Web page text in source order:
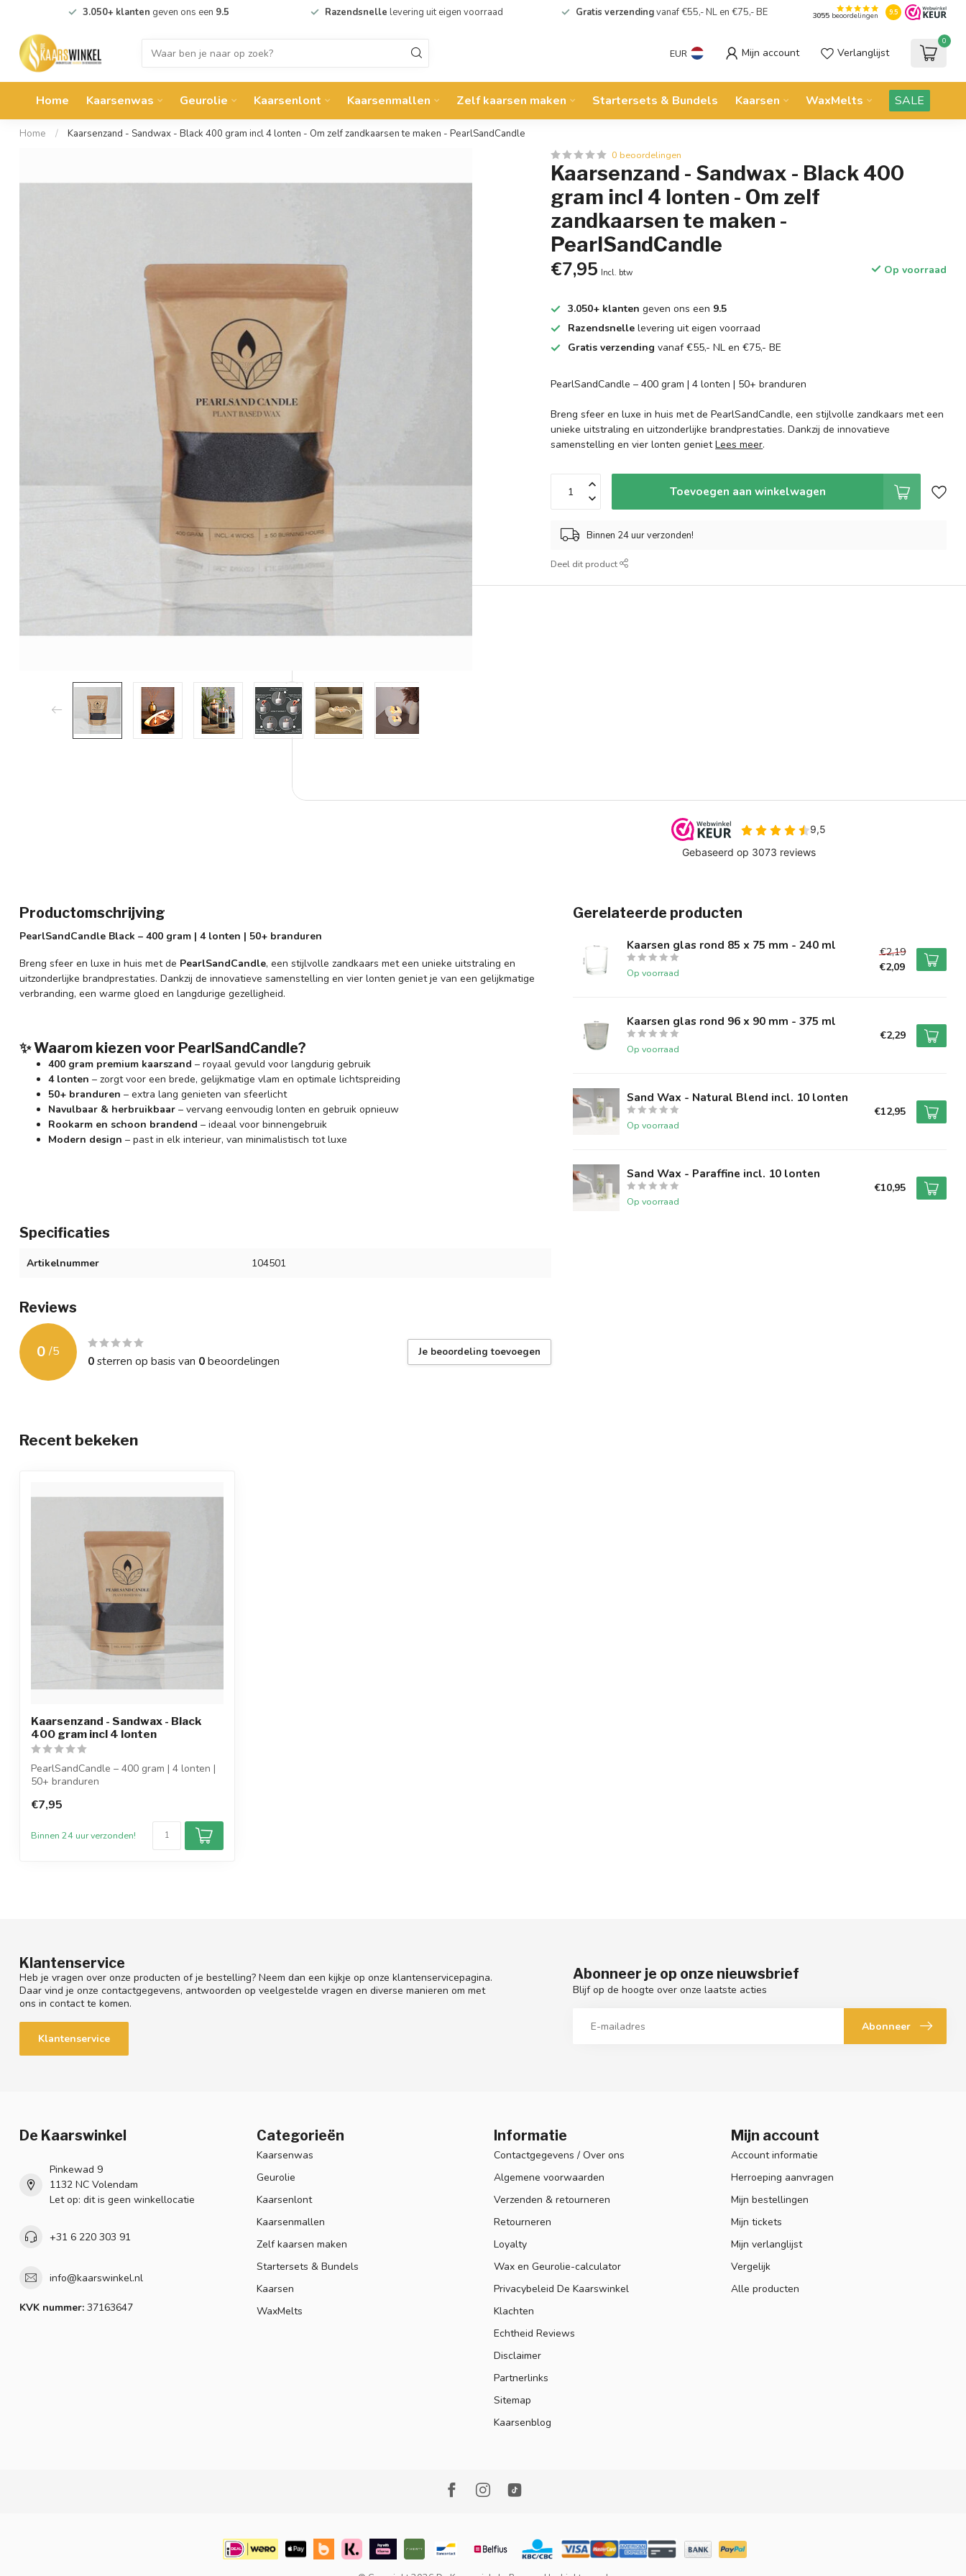
3.050+ klanten geven ons een 9.5 Razendsnelle levering uit eigen voorraad Gratis verzendingvanaf €55,- NL en €75,- BE 3055beoordelingen 9.5
EUR Mijn account Verlanglijst
0
Home Kaarsenwas Geurolie Kaarsenlont Kaarsenmallen Zelf kaarsen maken Startersets & Bundels Kaarsen WaxMelts SALE
Home / Kaarsenzand - Sandwax - Black 400 gram incl 4 lonten - Om zelf zandkaarsen te maken - PearlSandCandle
0 beoordelingen
Kaarsenzand - Sandwax - Black 400
gram incl 4 lonten - Om zelf
zandkaarsen te maken -
PearlSandCandle
€7,95 Incl. btw Op voorraad
3.050+ klanten geven ons een 9.5
Razendsnelle levering uit eigen voorraad
Gratis verzending vanaf €55,- NL en €75,- BE
PearlSandCandle – 400 gram | 4 lonten | 50+ branduren
Breng sfeer en luxe in huis met de PearlSandCandle, een stijlvolle zandkaars met een
unieke uitstraling en uitzonderlijke brandprestaties. Dankzij de innovatieve
samenstelling en vier lonten genietLees meer.
Toevoegen aan winkelwagen
Binnen 24 uur verzonden!
Deel dit product
Productomschrijving
PearlSandCandle Black – 400 gram | 4 lonten | 50+ branduren
Breng sfeer en luxe in huis met de PearlSandCandle, een stijlvolle zandkaars met een unieke uitstraling en
uitzonderlijke brandprestaties. Dankzij de innovatieve samenstelling en vier lonten geniet je van een gelijkmatige
verbranding, een warme gloed en langdurige gezelligheid.
✨ Waarom kiezen voor PearlSandCandle?
400 gram premium kaarszand – royaal gevuld voor langdurig gebruik
4 lonten – zorgt voor een brede, gelijkmatige vlam en optimale lichtspreiding
50+ branduren – extra lang genieten van sfeerlicht
Navulbaar & herbruikbaar – vervang eenvoudig lonten en gebruik opnieuw
Rookarm en schoon brandend – ideaal voor binnengebruik
Modern design – past in elk interieur, van minimalistisch tot luxe
Specificaties
Artikelnummer 104501
Reviews
0 /5
0sterren op basis van 0beoordelingen
Je beoordeling toevoegen
Gerelateerde producten
Kaarsen glas rond 85 x 75 mm - 240 ml
Op voorraad
€2,19
€2,09
Kaarsen glas rond 96 x 90 mm - 375 ml
Op voorraad
€2,29
Sand Wax - Natural Blend incl. 10 lonten
Op voorraad
€12,95
Sand Wax - Paraffine incl. 10 lonten
Op voorraad
€10,95
Recent bekeken
Kaarsenzand - Sandwax - Black
400 gram incl 4 lonten
PearlSandCandle – 400 gram | 4 lonten |
50+ branduren
Breng sfeer en luxe in ...
€7,95
Binnen 24 uur verzonden!
Klantenservice
Heb je vragen over onze producten of je bestelling? Neem dan een kijkje op onze klantenservicepagina.
Daar vind je onze contactgegevens, antwoorden op veelgestelde vragen en diverse manieren om met
ons in contact te komen.
Klantenservice
Abonneer je op onze nieuwsbrief
Blijf op de hoogte over onze laatste acties
Abonneer
De Kaarswinkel
Pinkewad 9
1132 NC Volendam
Let op: dit is geen winkellocatie
+31 6 220 303 91
info@kaarswinkel.nl
KVK nummer: 37163647
Categorieën
Kaarsenwas
Geurolie
Kaarsenlont
Kaarsenmallen
Zelf kaarsen maken
Startersets & Bundels
Kaarsen
WaxMelts
Informatie
Contactgegevens / Over ons
Algemene voorwaarden
Verzenden & retourneren
Retourneren
Loyalty
Wax en Geurolie-calculator
Privacybeleid De Kaarswinkel
Klachten
Echtheid Reviews
Disclaimer
Partnerlinks
Sitemap
Kaarsenblog
Mijn account
Account informatie
Herroeping aanvragen
Mijn bestellingen
Mijn tickets
Mijn verlanglijst
Vergelijk
Alle producten